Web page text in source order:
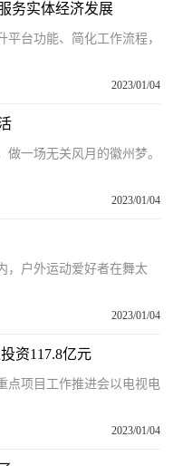
务实体经济发展
台功能、简化工作流程，
2023/01/04
一场无关风月的徽州梦。
2023/01/04
，户外运动爱好者在舞太
2023/01/04
资117.8亿元
点项目工作推进会以电视电
2023/01/04